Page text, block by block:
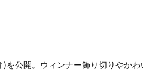
公開。ウィンナー飾り切りやか